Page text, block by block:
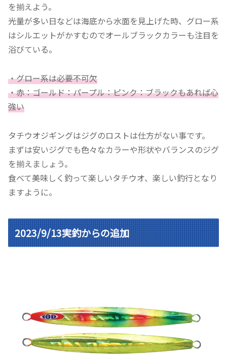
を揃えよう。
光量が多い日などは海底から水面を見上げた時、グロー系
はシルエットがかすむのでオールブラックカラーも注目を
浴びている。
・グロー系は必要不可欠
・赤：ゴールド：パープル：ピンク：ブラックもあれば心
強い
タチウオジギングはジグのロストは仕方がない事です。
まずは安いジグでも色々なカラーや形状やバランスのジグ
を揃えましょう。
食べて美味しく釣って楽しいタチウオ、楽しい釣行となり
ますように。
2023/9/13実釣からの追加